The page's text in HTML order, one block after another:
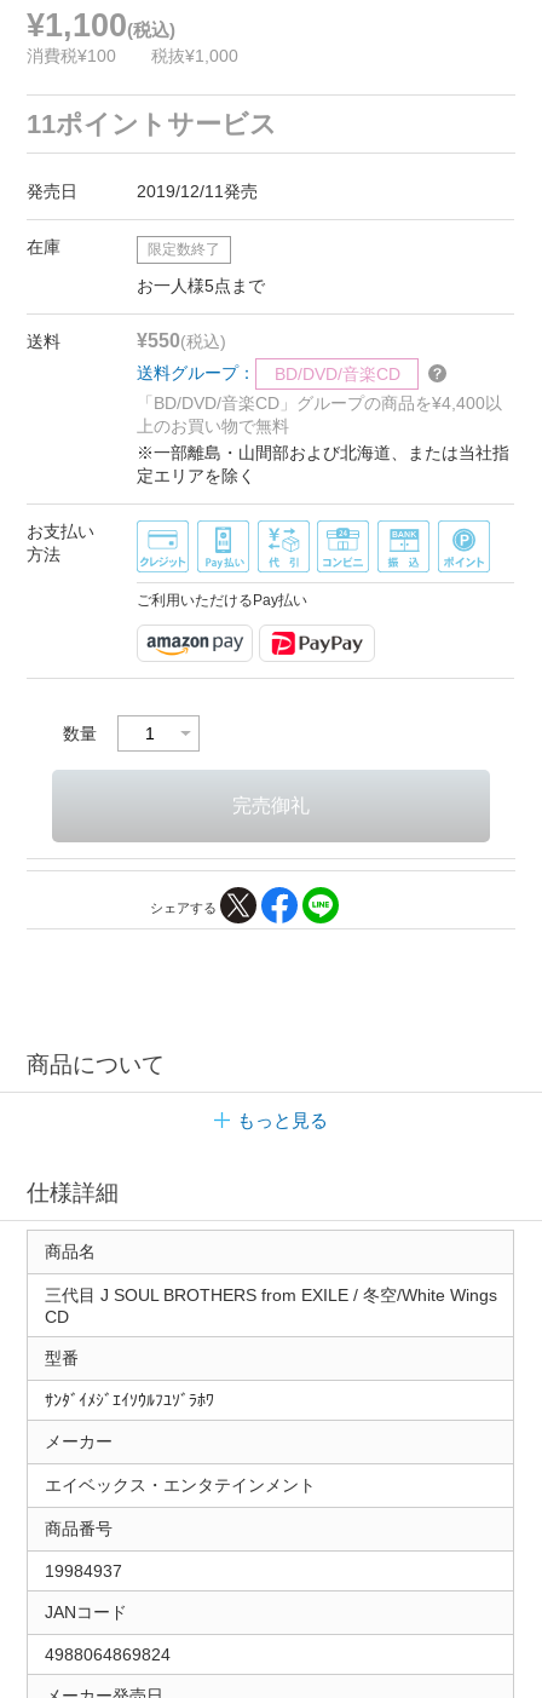
¥1,100(税込)
消費税¥100 税抜¥1,000
11ポイントサービス
発売日 2019/12/11発売
在庫 限定数終了
お一人様5点まで
送料 ¥550(税込)
送料グループ：
BD/DVD/音楽CD
「BD/DVD/音楽CD」グループの商品を¥4,400以
上のお買い物で無料
※一部離島・山間部および北海道、または当社指
定エリアを除く
お支払い
方法
ご利用いただけるPay払い
数量
シェアする
商品について
もっと見る
仕様詳細
商品名
三代目 J SOUL BROTHERS from EXILE / 冬空/White Wings
CD
型番
ｻﾝﾀﾞｲﾒｼﾞｴｲｿｳﾙﾌﾕｿﾞﾗﾎﾜ
メーカー
エイベックス・エンタテインメント
商品番号
19984937
JANコード
4988064869824